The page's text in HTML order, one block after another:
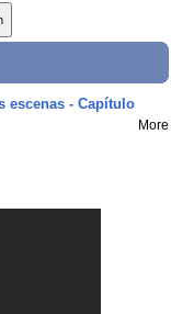
escenas - Capítulo
More